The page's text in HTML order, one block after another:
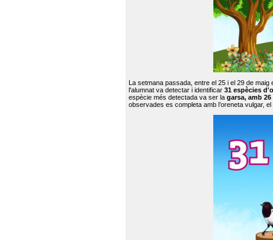
La setmana passada, entre el 25 i el 29 de
l'alumnat va detectar i identificar 31 espècies
espècie més detectada va ser la garsa, amb
observades es completa amb l’oreneta vulgar,